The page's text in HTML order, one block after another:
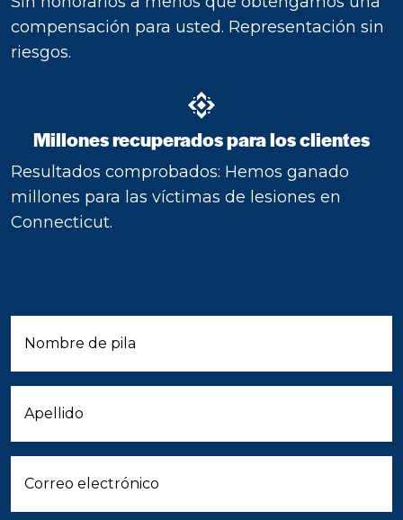
compensación para usted. Representación sin
riesgos.
Millones recuperados para los clientes
Resultados comprobados: Hemos ganado
millones para las víctimas de lesiones en
Connecticut.
Nombre
electrónico